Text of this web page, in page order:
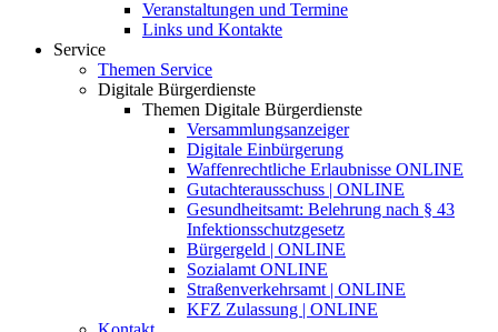
Veranstaltungen und Termine
Links und Kontakte
Service
Themen Service
Digitale Bürgerdienste
Themen Digitale Bürgerdienste
Versammlungsanzeiger
Digitale Einbürgerung
Waffenrechtliche Erlaubnisse ONLINE
Gutachterausschuss | ONLINE
Gesundheitsamt: Belehrung nach § 43
Infektionsschutzgesetz
Bürgergeld | ONLINE
Sozialamt ONLINE
Straßenverkehrsamt | ONLINE
KFZ Zulassung | ONLINE